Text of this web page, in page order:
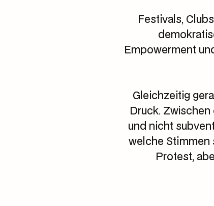
Festivals,
Empowerment
Gleichzeitig
Druck.
und nicht
welche Stimmen
Protest,